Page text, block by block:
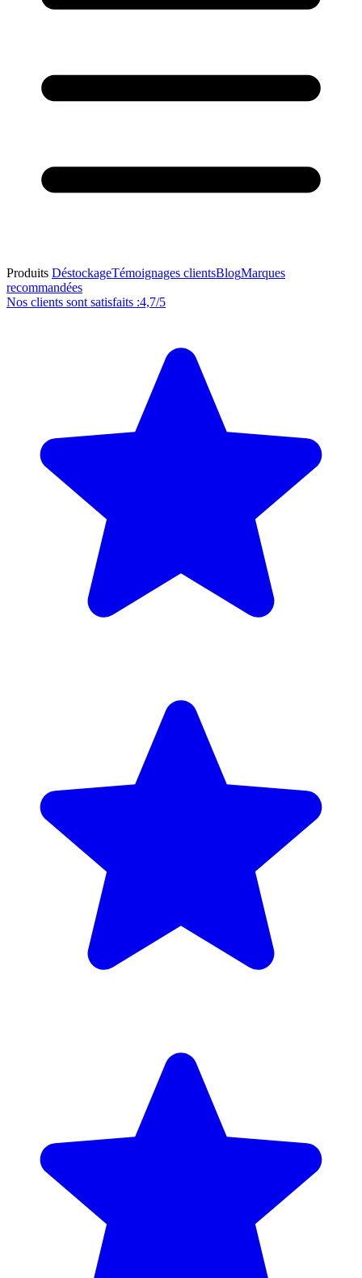
Produits DéstockageTémoignages clientsBlogMarques
recommandées
Nos clients sont satisfaits :4,7/5